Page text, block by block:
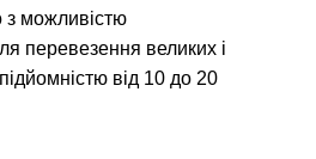
з можливістю
перевезення великих і
від 10 до 20